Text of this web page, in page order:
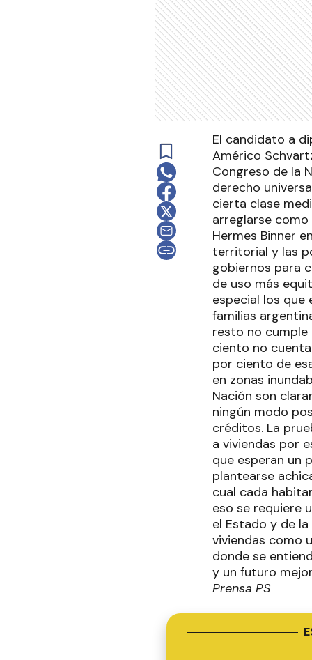
El candidato a
Américo
Congreso de la
derecho
cierta clase
arreglarse
Hermes Binner
territorial y las
gobiernos para
de uso más
especial los que
familias
resto no
ciento no
por ciento de
en zonas
Nación son
ningún modo
créditos. La
a viviendas por
que esperan un
plantearse
cual cada
eso se requiere
el Estado y de
viviendas como
donde se
y un futuro
Prensa PS